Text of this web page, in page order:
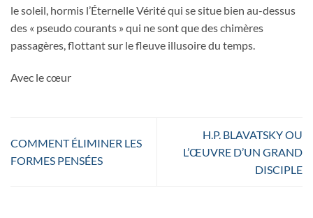
le soleil, hormis l’Éternelle Vérité qui se situe bien au-dessus
des « pseudo courants » qui ne sont que des chimères
passagères, flottant sur le fleuve illusoire du temps.
Avec le cœur
COMMENT ÉLIMINER LES
FORMES PENSÉES
H.P. BLAVATSKY OU
L’ŒUVRE D’UN GRAND
DISCIPLE